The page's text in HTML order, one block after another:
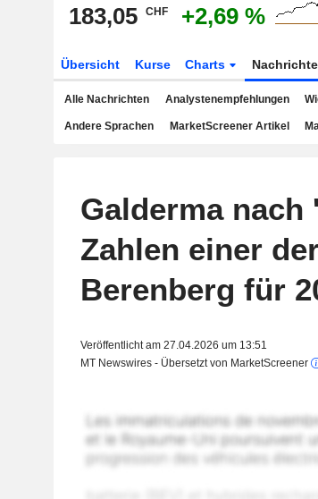
183,05 CHF +2,69 %
Übersicht Kurse Charts
Alle Nachrichten Analystenempfehlungen
Andere Sprachen MarketScreener Artikel
Galderma nach
Zahlen einer
Berenberg für
Veröffentlicht am 27.04.2026 um 13:51
MT Newswires - Übersetzt von MarketScreener